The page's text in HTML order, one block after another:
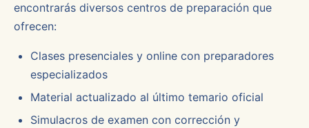
encontrarás diversos centros de preparación que
ofrecen:
Clases presenciales y online con preparadores
especializados
Material actualizado al último temario oficial
Simulacros de examen con corrección y